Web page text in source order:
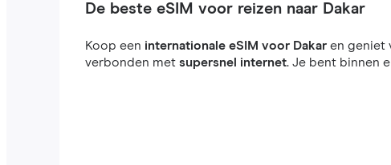
De beste eSIM voor reizen naar Dakar
Koop een internationale eSIM voor Dakar en geniet
verbonden metsupersnel internet. Je bent binnen